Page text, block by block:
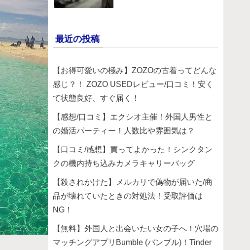
最近の投稿
【お得可愛いの極み】ZOZOの古着ってどんな
感じ？！ ZOZO USEDレビュー/口コミ！安く
て状態良好、すぐ届く！
【感想/口コミ】エクシオ主催！外国人男性と
の婚活パーティー！人数比や雰囲気は？
【口コミ/感想】買ってよかった！シンクタン
クの機内持ち込みカメラキャリーバッグ
【殺されかけた】メルカリで偽物が届いた/商
品が壊れていたときの対処法！受取評価は
NG！
【無料】外国人と出会いたい女の子へ！穴場の
マッチングアプリBumble (バンブル)！Tinder